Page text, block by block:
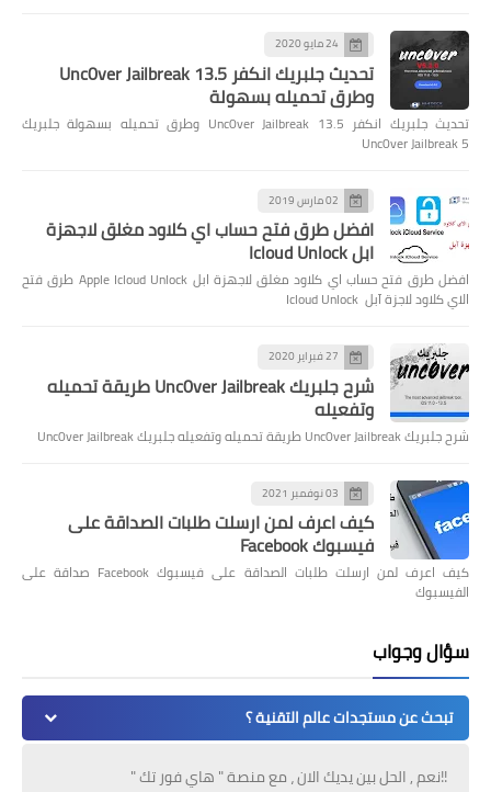
24 مايو 2020
تحديث جلبريك انكفر Unc0ver Jailbreak 13.5
وطرق تحميله بسهولة
تحديث جلبريك انكفر Unc0ver Jailbreak 13.5 وطرق تحميله بسهولة جلبريك
Unc0ver Jailbreak 5
02 مارس 2019
افضل طرق فتح حساب اي كلاود مغلق لاجهزة
ابل Icloud Unlock
افضل طرق فتح حساب اي كلاود مغلق لاجهزة ابل Apple Icloud Unlock طرق فتح
الاي كلاود لاجزة آبل Icloud Unlock
27 فبراير 2020
شرح جلبريك Unc0ver Jailbreak طريقة تحميله
وتفعيله
شرح جلبريك Unc0ver Jailbreak طريقة تحميله وتفعيله جلبريك Unc0ver Jailbreak
03 نوفمبر 2021
كيف اعرف لمن ارسلت طلبات الصداقة على
فيسبوك Facebook
كيف اعرف لمن ارسلت طلبات الصداقة على فيسبوك Facebook صداقة على
الفيسبوك
سؤال وجواب
تبحث عن مستجدات عالم التقنية ؟
!!نعم , الحل بين يديك الان ، مع منصة " هاي فور تك "